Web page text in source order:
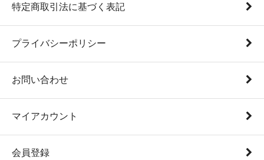
特定商取引法に基づく表記
プライバシーポリシー
お問い合わせ
マイアカウント
会員登録